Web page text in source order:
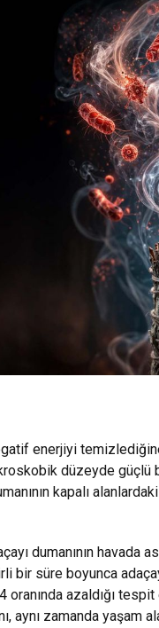
enerjiyi
düzeyde güçlü
kapalı
dumanının
bir süre boyunca
oranında azaldığı
aynı zamanda yaşam